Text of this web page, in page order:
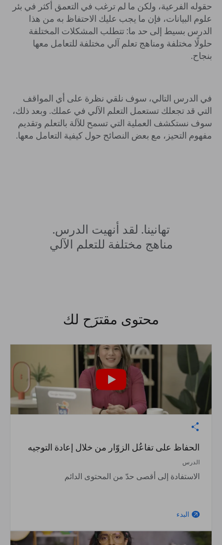
حقوله الفرعية، ولكن ما لم ترغب في التعمق أكثر في بئر
علوم البيانات، فإن ما يجب عليك الاحتفاظ به من هذا
الدرس بسيط إلى حد ما: تتطلب المشكلات المختلفة
حلولًا مختلفة ومناهج تعلم آلي مختلفة للتعامل معها
بنجاح.
في الدرس التالي، سوف نلقي نظرة على أي المواقف
التي قد تجعلك تستعمل التعلم الآلي في عملك. وبعد ذلك،
سوف نستكشف العملية التي تسمح للآلة بالتعلم وتقديم
مفهوم التحيز، مع بعض النصائح حول كيفية التعامل معها.
تهانينا. لقد أنهيت الدرس.
مناهج مختلفة للتعلم الآلي
محتوى مقترَح لك
الحفاظ على تفاعُل الزوّار من خلال إعادة التوجيه
الدرس
الاستفادة إلى أقصى حدّ من المحتوى الدائم
arrow_outward البدء